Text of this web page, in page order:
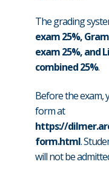
The grading
exam 25%,
exam 25%, and
combined 25%.
Before the exam,
form at
https://
form.html.
will not be